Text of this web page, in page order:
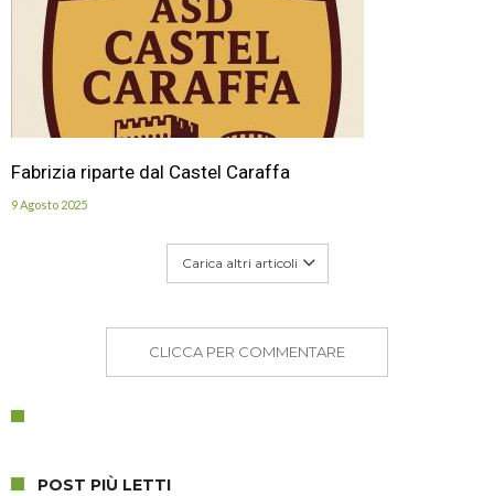
Fabrizia riparte dal Castel Caraffa
9 Agosto 2025
Carica altri articoli
CLICCA PER COMMENTARE
POST PIÙ LETTI